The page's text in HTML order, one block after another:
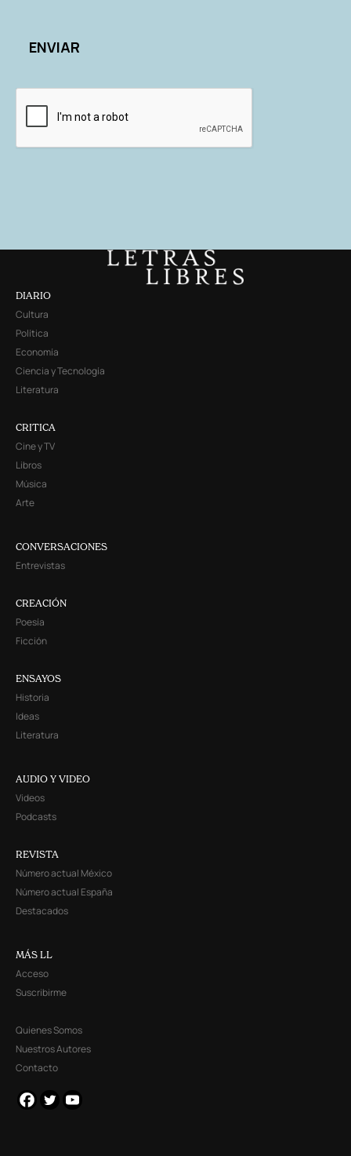
DIARIO
Cultura
Política
Economía
Ciencia y Tecnología
Literatura
CRITICA
Cine y TV
Libros
Música
Arte
CONVERSACIONES
Entrevistas
CREACIÓN
Poesía
Ficción
ENSAYOS
Historia
Ideas
Literatura
AUDIO Y VIDEO
Videos
Podcasts
REVISTA
Número actual México
Número actual España
Destacados
MÁS LL
Acceso
Suscribirme
Quienes Somos
Nuestros Autores
Contacto